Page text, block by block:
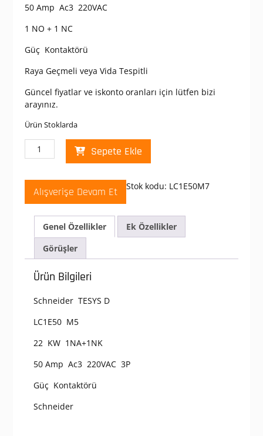
50 Amp Ac3 220VAC
1 NO + 1 NC
Güç Kontaktörü
Raya Geçmeli veya Vida Tespitli
Güncel fiyatlar ve iskonto oranları için lütfen bizi
arayınız.
Ürün Stoklarda
Schneider
LC1
M5
220V.
AC
Kontaktör
Sepete Ekle
Alışverişe Devam Et Stok kodu: LC1E50M7
Genel Özellikler
Ek Özellikler
Görüşler
Ürün Bilgileri
Schneider TESYS D
LC1E50 M5
22 KW 1NA+1NK
50 Amp Ac3 220VAC 3P
Güç Kontaktörü
Schneider